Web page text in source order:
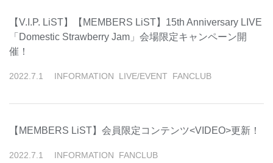
【V.I.P. LiST】【MEMBERS LiST】15th Anniversary LIVE
「Domestic Strawberry Jam」会場限定キャンペーン開
催！
2022 7 1 INFORMATION LIVE/EVENT FANCLUB
【MEMBERS LiST】会員限定コンテンツ<VIDEO>更新！
2022 7 1 INFORMATION FANCLUB